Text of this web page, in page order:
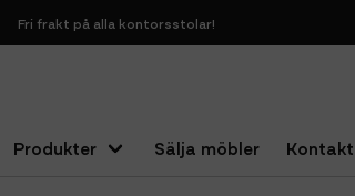
Fri frakt på alla kontorsstolar!
Produkter Sälja möbler Kontakt
Hem Sittmöbler Kontorsstolar